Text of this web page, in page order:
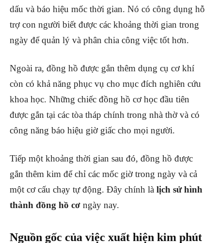
dấu và báo hiệu mốc thời gian. Nó có công dụng hỗ
trợ con người biết được các khoảng thời gian trong
ngày để quản lý và phân chia công việc tốt hơn.
Ngoài ra, đồng hồ được gắn thêm dụng cụ cơ khí
còn có khả năng phục vụ cho mục đích nghiên cứu
khoa học. Những chiếc đồng hồ cơ học đầu tiên
được gắn tại các tòa tháp chính trong nhà thờ và có
công năng báo hiệu giờ giấc cho mọi người.
Tiếp một khoảng thời gian sau đó, đồng hồ được
gắn thêm kim để chỉ các mốc giờ trong ngày và cả
một cơ cấu chạy tự động. Đây chính là lịch sử hình
thành đồng hồ cơ ngày nay.
Nguồn gốc của việc xuất hiện kim phút